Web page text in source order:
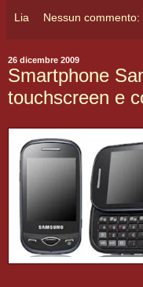
Lia Nessun commento:
26 dicembre 2009
Smartphone
touchscreen e